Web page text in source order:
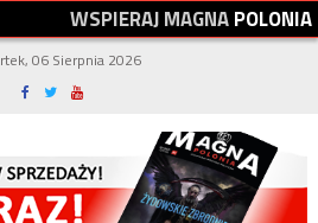
WSPIERAJMAGNAPOLONIA
06 Sierpnia 2026